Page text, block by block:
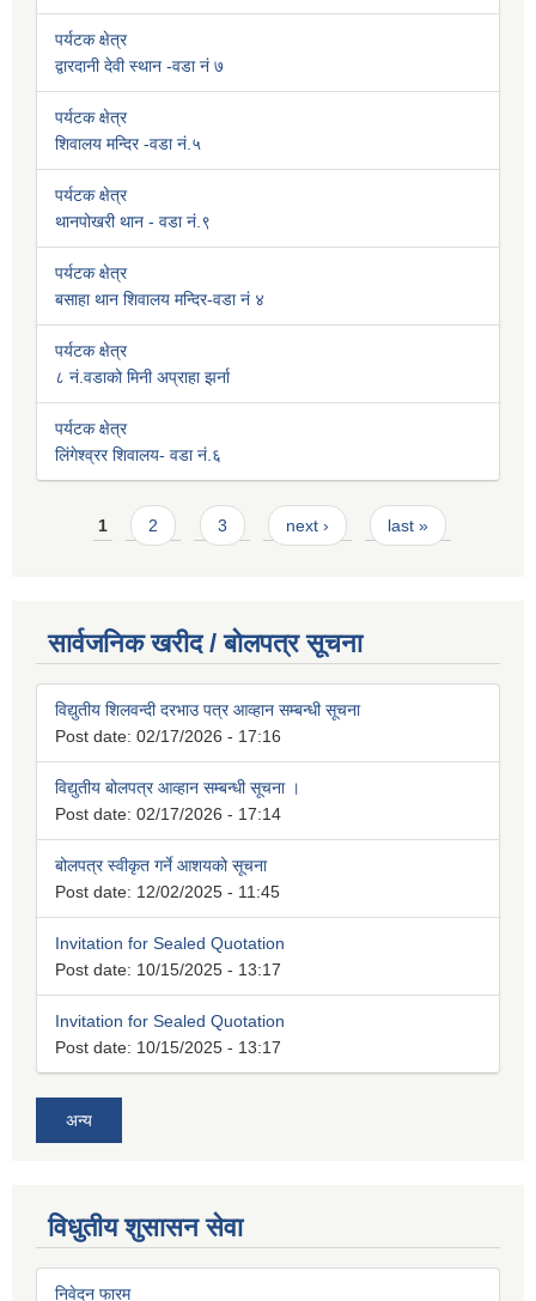
पर्यटक क्षेत्र
द्वारदानी देवी स्थान -वडा नं ७
पर्यटक क्षेत्र
शिवालय मन्दिर -वडा नं.५
पर्यटक क्षेत्र
थानपोखरी थान - वडा नं.९
पर्यटक क्षेत्र
बसाहा थान शिवालय मन्दिर-वडा नं ४
पर्यटक क्षेत्र
८ नं.वडाको मिनी अप्राहा झर्ना
पर्यटक क्षेत्र
लिंगेश्व्रर शिवालय- वडा नं.६
Pages
1 2 3 next › last »
सार्वजनिक खरीद / बोलपत्र सूचना
विद्युतीय शिलवन्दी दरभाउ पत्र आव्हान सम्बन्धी सूचना
Post date: 02/17/2026 - 17:16
विद्युतीय बोलपत्र आव्हान सम्बन्धी सूचना ।
Post date: 02/17/2026 - 17:14
बोलपत्र स्वीकृत गर्ने आशयको सूचना
Post date: 12/02/2025 - 11:45
Invitation for Sealed Quotation
Post date: 10/15/2025 - 13:17
Invitation for Sealed Quotation
Post date: 10/15/2025 - 13:17
अन्य
विधुतीय शुसासन सेवा
निवेदन फारम